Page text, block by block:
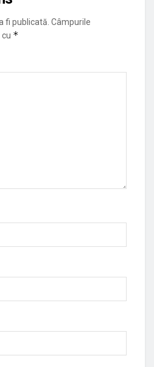
fi publicată. Câmpurile
*